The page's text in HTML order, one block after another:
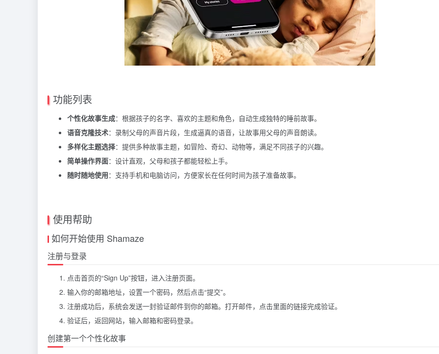
功能列表
个性化故事生成：根据孩子的名字、喜欢的主题和角色，自动生成独特的睡前故事。
语音克隆技术：录制父母的声音片段，生成逼真的语音，让故事用父母的声音朗读。
多样化主题选择：提供多种故事主题，如冒险、奇幻、动物等，满足不同孩子的兴趣。
简单操作界面：设计直观，父母和孩子都能轻松上手。
随时随地使用：支持手机和电脑访问，方便家长在任何时间为孩子准备故事。
使用帮助
如何开始使用 Shamaze
注册与登录
点击首页的“Sign Up”按钮，进入注册页面。
输入你的邮箱地址，设置一个密码，然后点击“提交”。
注册成功后，系统会发送一封验证邮件到你的邮箱。打开邮件，点击里面的链接完成验证。
验证后，返回网站，输入邮箱和密码登录。
创建第一个个性化故事